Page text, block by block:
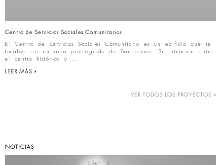
Centro de Servicios Sociales Comunitarios
El Centro de Servicios Sociales Comunitario es un edificio que se
localiza en un área privilegiada de Santiponce. Su situación entre
el centro histórico y
LEER MÁS »
VER TODOS LOS PROYECTOS »
NOTICIAS